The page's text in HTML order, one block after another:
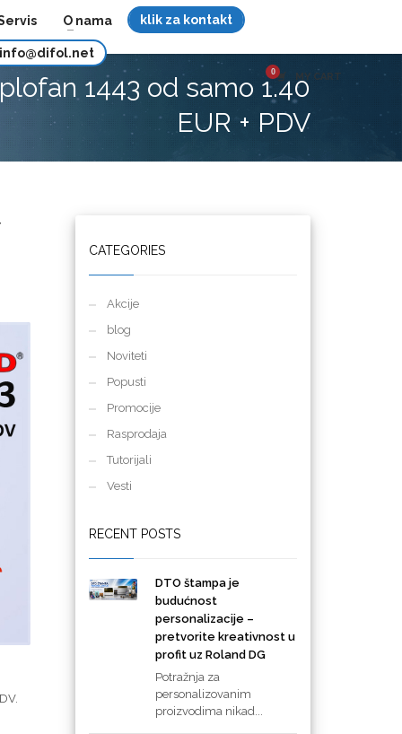
O nama klik za kontakt
info@difol.net
MY CART
1443 od samo 1.40
EUR + PDV
CATEGORIES
Akcije
blog
Noviteti
Popusti
Promocije
Rasprodaja
Tutorijali
Vesti
RECENT POSTS
DTO štampa je
budućnost
personalizacije –
pretvorite kreativnost u
profit uz Roland DG
Potražnja za
personalizovanim
proizvodima nikad...